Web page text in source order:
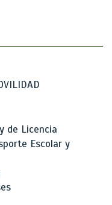
de Licencia
Escolar y